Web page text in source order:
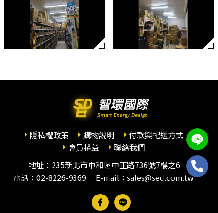
隱私權政策 購物說明
付款與配送方式
會員權益
聯絡我們
地址：235新北市中和區中正路736號7樓之6
電話： 02-8226-9369 E-mail：sales@sed.com.tw